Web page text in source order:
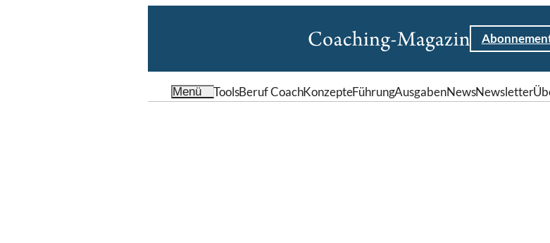
Menü ToolsBeruf CoachKonzepteFührungAusgabenNewsNewsletter